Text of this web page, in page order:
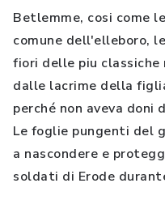
Betlemme, cosi come
comune dell'elleboro,
fiori delle piu classiche
dalle lacrime della
perché non aveva doni
Le foglie pungenti del
a nascondere e
soldati di Erode